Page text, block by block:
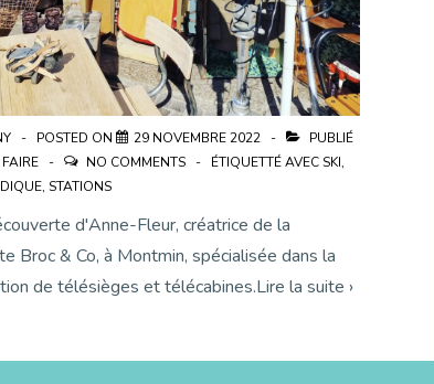
POSTED ON 29 NOVEMBRE 2022
PUBLIÉ
NO COMMENTS ÉTIQUETTÉ AVECSKI,
, STATIONS
d'Anne-Fleur, créatrice de la
Broc & Co, à Montmin, spécialisée dans la
de télésièges et télécabines.Lire la suite ›